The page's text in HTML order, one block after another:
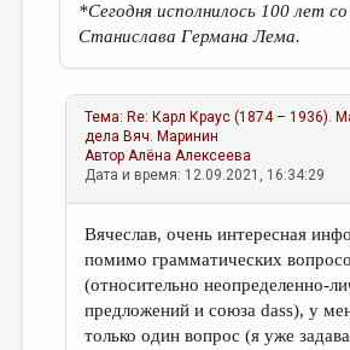
*Сегодня исполнилось 100 лет
Станислава Германа Лема.
Тема: Re: Карл Краус (1874 – 1936).
дела Вяч. Маринин
АвторАлёна Алексеева
Дата и время: 12.09.2021, 16:34:29
Вячеслав, очень интересная
помимо грамматических
(относительно неопределенно-
предложений и союза dass), у
только один вопрос (я уже